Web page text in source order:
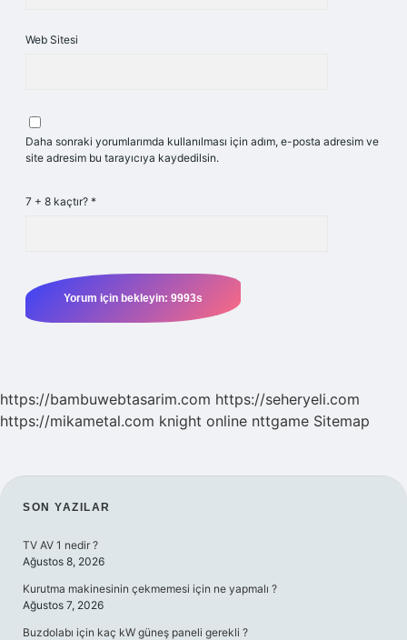
Web Sitesi
Daha sonraki yorumlarımda kullanılması için adım, e-posta adresim ve
site adresim bu tarayıcıya kaydedilsin.
7 + 8 kaçtır? *
https://bambuwebtasarim.com https://seheryeli.com
https://mikametal.com knight online nttgame Sitemap
SIDEBAR
SON YAZILAR
TV AV 1 nedir ?
Ağustos 8, 2026
Kurutma makinesinin çekmemesi için ne yapmalı ?
Ağustos 7, 2026
Buzdolabı için kaç kW güneş paneli gerekli ?